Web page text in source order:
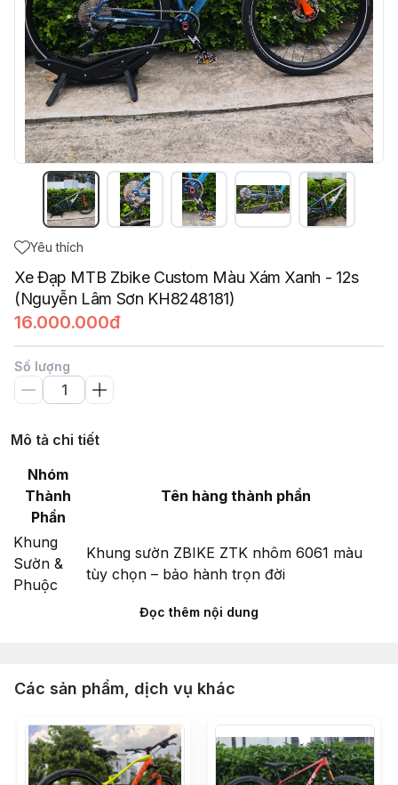
Yêu thích
Xe Đạp MTB Zbike Custom Màu Xám Xanh - 12s
(Nguyễn Lâm Sơn KH8248181)
16.000.000đ
Số lượng
Mô tả chi tiết
Nhóm
Thành
Phần
Tên hàng thành phần
Khung
Sườn &
Phuộc
Khung sườn ZBIKE ZTK nhôm 6061 màu
tùy chọn – bảo hành trọn đời
Phuộc hơi ZBIKE ZFX Rebound QR hành
màu đen
Vòng carbon chêm cổ phuộc 28.6 (10mm
x2 & 5mm x1)
Miếng dán cao su bảo vệ gắp xe đạp địa
hình
Đọc thêm nội dung
Các sản phẩm, dịch vụ khác